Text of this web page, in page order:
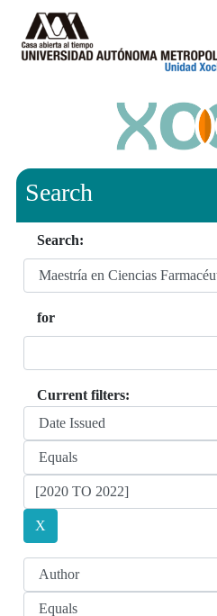
Search
Search:
for
Current filters: